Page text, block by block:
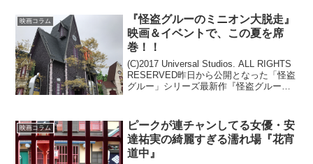
ー賞とゴールデングローブの外国語映画
賞にノミネ...
映画コラム
『怪盗グルーのミニオン大脱走』
映画＆イベントで、この夏を席
巻！！
(C)2017 Universal Studios. ALL RIGHTS
RESERVED昨日から公開となった「怪盗
グルー」シリーズ最新作『怪盗グルーの
楽しさだけでな...
映画コラム
ピークが連チャンしてる女優・安
達祐実の綺麗すぎる濡れ場『花宵
道中』